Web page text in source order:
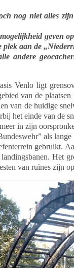
nog niet alles zijn
geven
plek aan de
andere
Venlo ligt
van de
van de huidige
het einde van de
in zijn
als
gebruikt.
Het
van ruïnes zijn